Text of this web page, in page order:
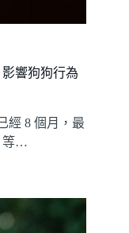
響狗狗行為
經 8 個月，最
等…